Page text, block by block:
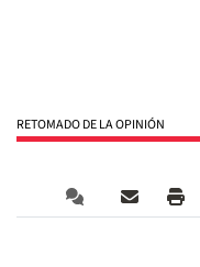
RETOMADO DE LA OPINIÓN